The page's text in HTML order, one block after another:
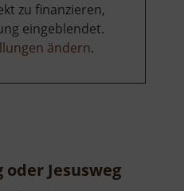
zu finanzieren,
eingeblendet.
ändern.
Jesusweg